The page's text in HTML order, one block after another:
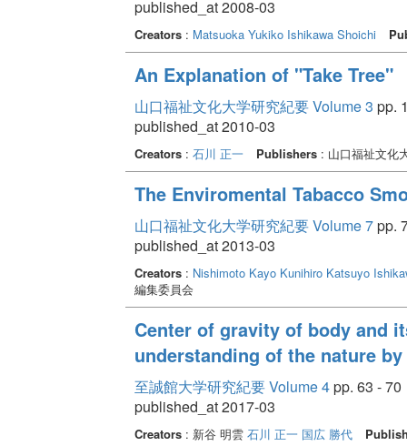
published_at 2008-03
Creators: Matsuoka Yukiko Ishikawa Shoichi
An Explanation of "Take Tree"
山口福祉文化大学研究紀要 Volume 3 pp.
published_at 2010-03
Creators: 石川 正一 Publishers: 山口福祉文化
The Enviromental Tabacco
山口福祉文化大学研究紀要 Volume 7pp.
published_at 2013-03
Creators: Nishimoto Kayo Kunihiro Katsuyo
編集委員会
Center of gravity of body and
understanding of the nature
至誠館大学研究紀要 Volume 4pp. 63 - 70
published_at 2017-03
Creators: 新谷 明雲 石川 正一 国広 勝代